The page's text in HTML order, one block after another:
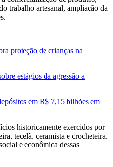
trabalho artesanal, ampliação da
proteção de crianças na
estágios da agressão a
em R$ 7,15 bilhões em
historicamente exercidos por
tecelã, ceramista e crocheteira,
e econômica dessas